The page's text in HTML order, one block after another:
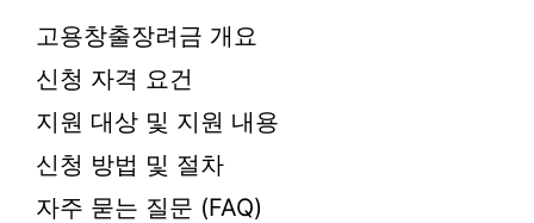
고용창출장려금 개요
신청 자격 요건
지원 대상 및 지원 내용
신청 방법 및 절차
자주 묻는 질문 (FAQ)